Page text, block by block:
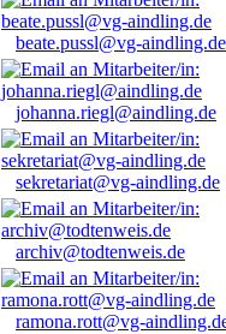
beate.pussl@vg-aindling.de
johanna.riegl@aindling.de
sekretariat@vg-aindling.de
archiv@todtenweis.de
ramona.rott@vg-